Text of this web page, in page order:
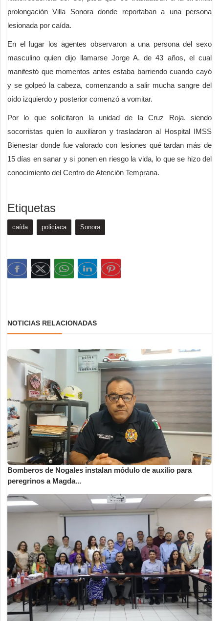
prolongación Villa Sonora donde reportaban a una persona
lesionada por caída.
En el lugar los agentes observaron a una persona del sexo
masculino quien dijo llamarse Jorge A. de 43 años, el cual
manifestó que momentos antes estaba barriendo cuando cayó
y se golpeó la cabeza, comenzando a salir mucha sangre del
oído izquierdo y posterior comenzó a vomitar.
Por lo que solicitaron la unidad de la Cruz Roja, siendo
socorristas quien lo auxiliaron y trasladaron al Hospital IMSS
Bienestar donde fue valorado con lesiones qué tardan más de
15 días en sanar y si ponen en riesgo la vida, lo que se hizo del
conocimiento del Centro de Atención Temprana.
Etiquetas
caída policiaca Sonora
NOTICIAS RELACIONADAS
Bomberos de Nogales instalan módulo de auxilio para
peregrinos a Magda...